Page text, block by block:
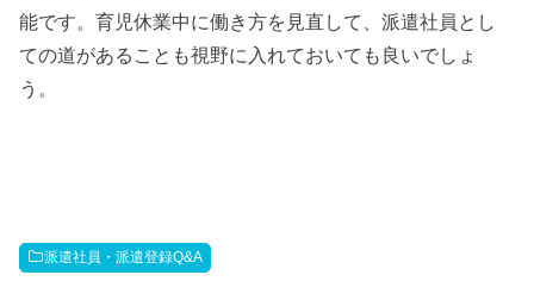
能です。育児休業中に働き方を見直して、派遣社員とし
ての道があることも視野に入れておいても良いでしょ
う。
派遣社員・派遣登録Q&A